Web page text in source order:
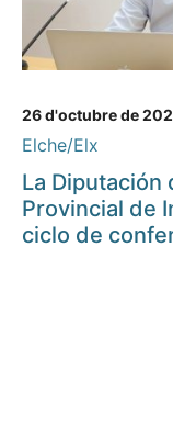
26 d'octubre de
Elche/Elx
La Diputación
Provincial de
ciclo de